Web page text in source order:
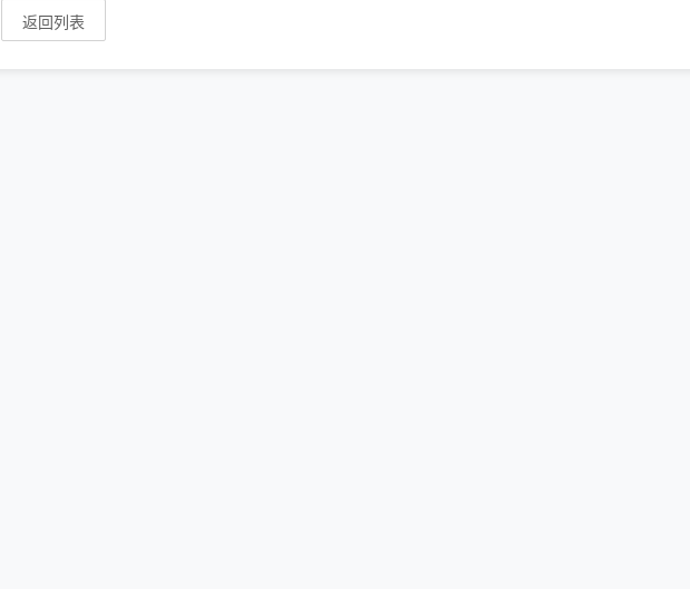
返回列表